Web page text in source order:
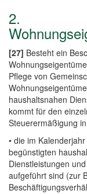
2.
[27] Besteht ein
Pflege von
haushaltsnahen
kommt für den
Steuerermäßigung
• die im
begünstigten
Dienstleistungen
aufgeführt sind (zur